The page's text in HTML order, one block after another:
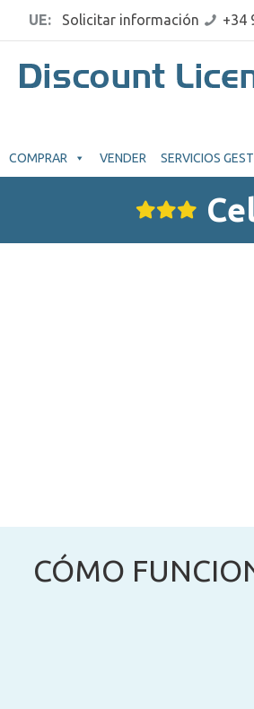
UE: Solicitar información +34
COMPRAR VENDER SERVICIOS
CÓMO